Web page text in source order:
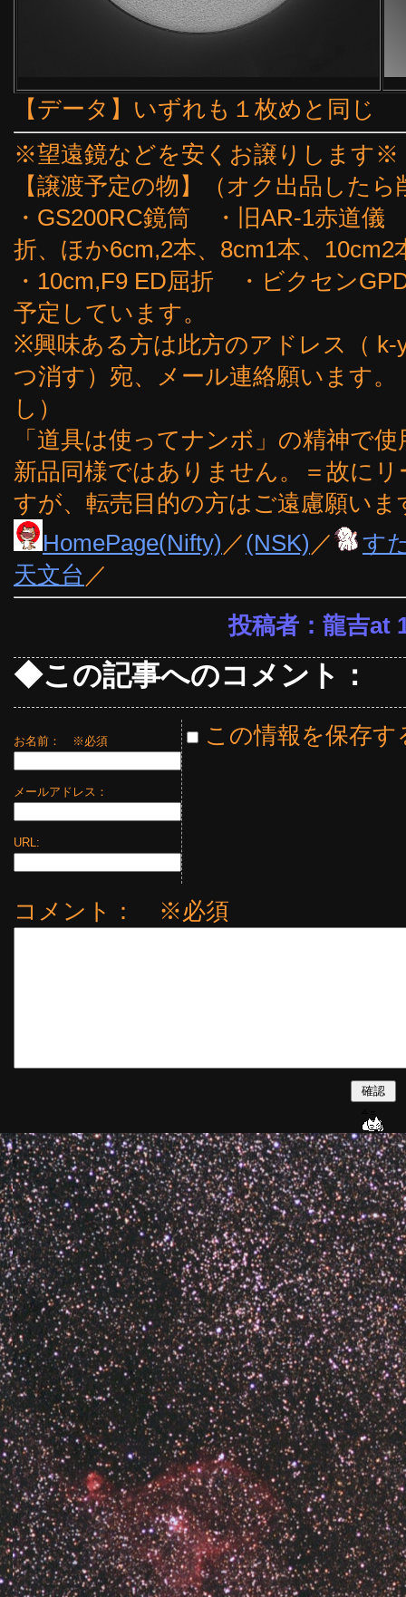
【データ】いずれも１枚めと同じ
※望遠鏡などを安くお譲りします※
【譲渡予定の物】（オク出品した
・GS200RC鏡筒 ・旧AR-1赤道
折、ほか6cm,2本、8cm1本、10cm2
・10cm,F9 ED屈折 ・ビクセン
予定しています。
※興味ある方は此方のアドレス（ k-
つ消す）宛、メール連絡願います
し）
「道具は使ってナンボ」の精神で
新品同様ではありません。＝故に
すが、転売目的の方はご遠慮願いま
HomePage(Nifty) ／(NSK) ／
す
天文台 ／
投稿者：龍吉at
◆この記事へのコメント：
お名前： ※必須
メールアドレス：
URL:
この情報を保存す
コメント： ※必須